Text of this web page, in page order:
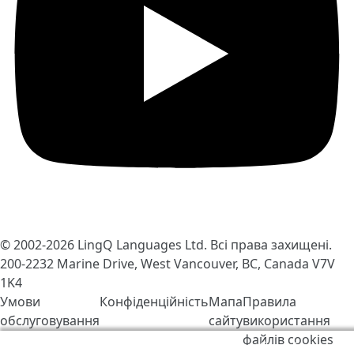
© 2002-2026 LingQ Languages Ltd. Всі права захищені.
200-2232 Marine Drive, West Vancouver, BC, Canada V7V
1K4
Умови
обслуговування
КонфіденційністьМапа
сайту
Правила
використання
файлів cookies